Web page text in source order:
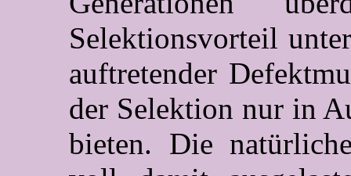
Selektionsvorteil
auftretender
der Selektion nur in
bieten. Die